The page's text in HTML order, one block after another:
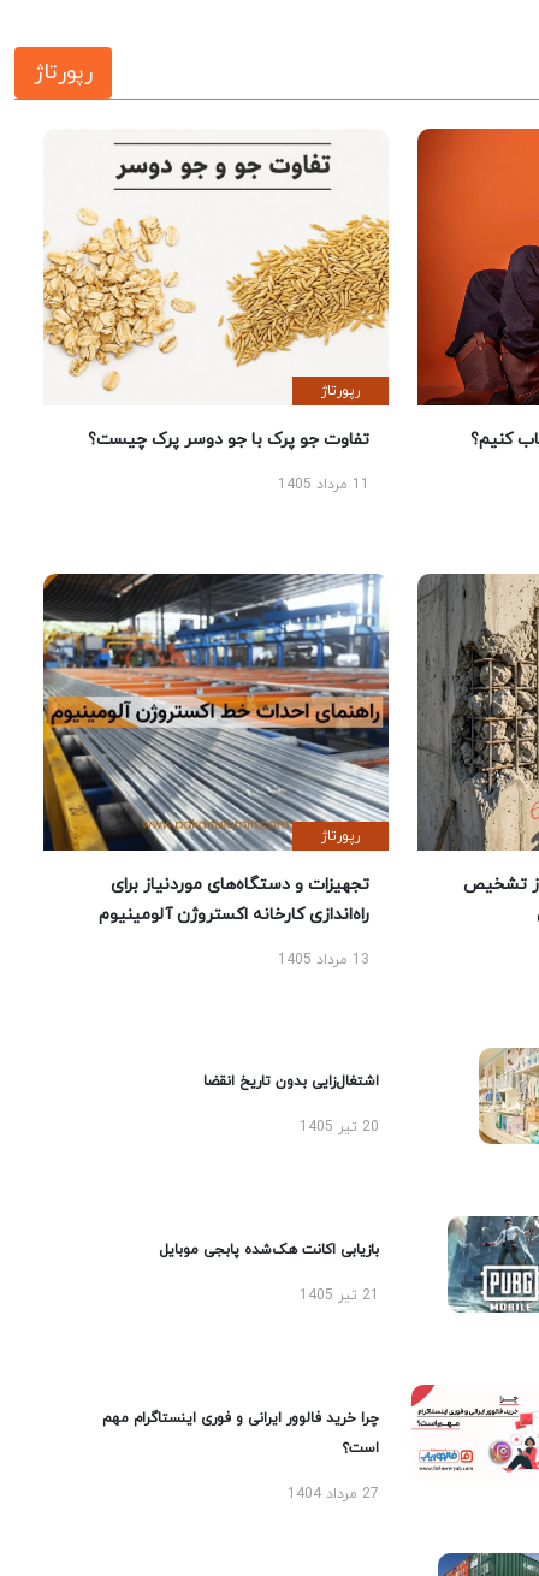
رپورتاژ
کنیم؟
رپورتاژ
تفاوت جو پرک با جو دوسر پرک چیست؟
تشخیص
رپورتاژ
تجهیزات و دستگاه‌های موردنیاز برای
راه‌اندازی کارخانه اکستروژن آلومینیوم
13 مرداد 1405
اشتغال‌زایی بدون تاریخ انقضا
20 تیر 1405
بازیابی اکانت هک‌شده پابجی موبایل
چرا خرید فالوور ایرانی و فوری اینستاگرام مهم
است؟
27 مرداد 1404